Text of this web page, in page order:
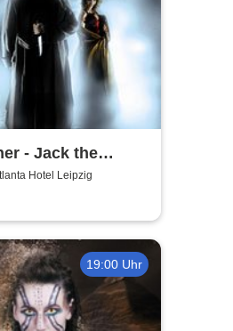
- Jack the
Hotel Leipzig
19:00 Uhr